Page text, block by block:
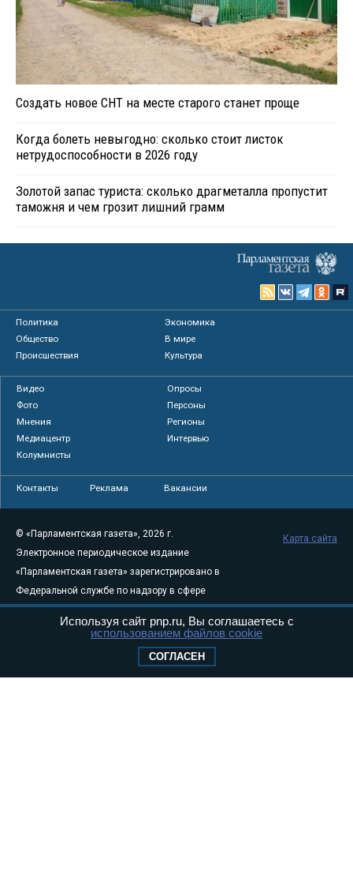
Создать новое СНТ на месте старого станет проще
Когда болеть невыгодно: сколько стоит листок
нетрудоспособности в 2026 году
Золотой запас туриста: сколько драгметалла пропустит
таможня и чем грозит лишний грамм
Политика
Экономика
Общество
В мире
Происшествия
Культура
Видео
Опросы
Фото
Персоны
Мнения
Регионы
Медиацентр
Интервью
Колумнисты
Контакты Реклама Вакансии
© «Парламентская газета», 2026 г.
Электронное периодическое издание
«Парламентская газета» зарегистрировано в
Федеральной службе по надзору в сфере
связи, информационных технологий и
массовых коммуникаций (Роскомнадзор) 05
Свидетельство о регистрации Эл № ФС77-
Карта сайта
Используя сайт pnp.ru, Вы соглашаетесь с
использованием файлов cookie
СОГЛАСЕН